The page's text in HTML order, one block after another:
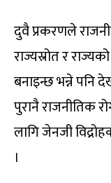
दुवै प्रकरणले
राज्यस्रोत र
बनाइन्छ भन्ने पनि
पुरानै राजनीतिक
लागि जेनजी
।